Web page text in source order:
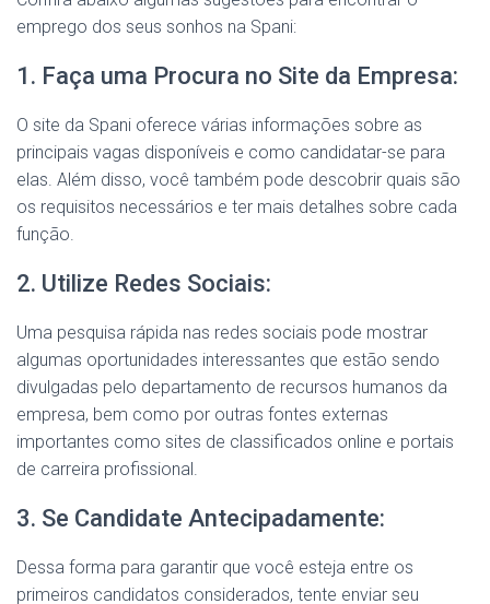
emprego dos seus sonhos na Spani:
1. Faça uma Procura no Site da Empresa:
O site da Spani oferece várias informações sobre as
principais vagas disponíveis e como candidatar-se para
elas. Além disso, você também pode descobrir quais são
os requisitos necessários e ter mais detalhes sobre cada
função.
2. Utilize Redes Sociais:
Uma pesquisa rápida nas redes sociais pode mostrar
algumas oportunidades interessantes que estão sendo
divulgadas pelo departamento de recursos humanos da
empresa, bem como por outras fontes externas
importantes como sites de classificados online e portais
de carreira profissional.
3. Se Candidate Antecipadamente:
Dessa forma para garantir que você esteja entre os
primeiros candidatos considerados, tente enviar seu